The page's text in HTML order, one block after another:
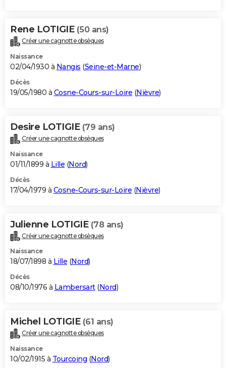
Rene LOTIGIE (50 ans)
Créer une cagnotte obsèques
Naissance
02/04/1930 à Nangis (Seine-et-Marne)
Décès
19/05/1980 à Cosne-Cours-sur-Loire (Nièvre)
Desire LOTIGIE (79 ans)
Créer une cagnotte obsèques
Naissance
01/11/1899 à Lille (Nord)
Décès
17/04/1979 à Cosne-Cours-sur-Loire (Nièvre)
Julienne LOTIGIE (78 ans)
Créer une cagnotte obsèques
Naissance
18/07/1898 à Lille (Nord)
Décès
08/10/1976 à Lambersart(Nord)
Michel LOTIGIE (61 ans)
Créer une cagnotte obsèques
Naissance
10/02/1915 à Tourcoing (Nord)